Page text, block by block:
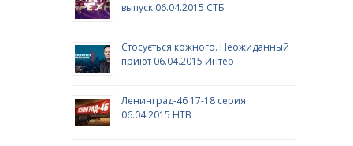
выпуск 06.04.2015 СТБ
Стосується кожного. Неожиданный
приют 06.04.2015 Интер
Ленинград-46 17-18 серия
06.04.2015 НТВ